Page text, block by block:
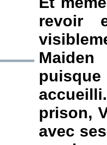
revoir
prison,
avec